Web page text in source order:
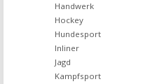
Handwerk
Hockey
Hundesport
Inliner
Jagd
Kampfsport